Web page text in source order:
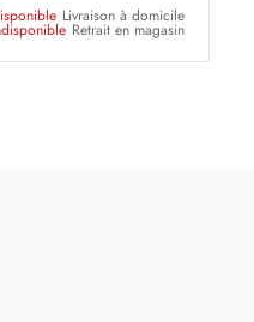
Livraison à domicile
Retrait en magasin